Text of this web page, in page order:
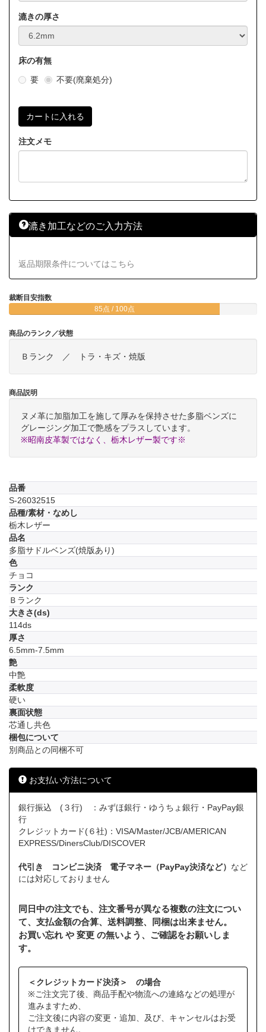
裁断目安指数
85点 / 100点
商品のランク／状態
Ｂランク ／ トラ・キズ・焼版
商品説明
ヌメ革に加脂加工を施して厚みを保持させた多脂ベンズに
グレージング加工で艶感をプラスしています。
※昭南皮革製ではなく、栃木レザー製です※
品番
S-26032515
品種/素材・なめし
栃木レザー
品名
多脂サドルベンズ(焼版あり)
色
チョコ
ランク
Ｂランク
大きさ(ds)
114ds
厚さ
6.5mm-7.5mm
艶
中艶
柔軟度
硬い
裏面状態
芯通し共色
梱包について
別商品との同梱不可
漉きの厚さ
床の有無
要
不要(廃棄処分)
注文メモ
漉き加工などのご入力方法
返品期限条件についてはこちら
お支払い方法について
銀行振込 (３行) ：みずほ銀行・ゆうちょ銀行・PayPay銀
行
クレジットカード(６社)：VISA/Master/JCB/AMERICAN
EXPRESS/DinersClub/DISCOVER
代引き コンビニ決済 電子マネー（PayPay決済など） など
には対応しておりません
同日中の注文でも、注文番号が異なる複数の注文につい
て、支払金額の合算、送料調整、同梱は出来ません。
お買い忘れ や 変更 の無いよう、ご確認をお願いしま
す。
＜クレジットカード決済＞ の場合
※ご注文完了後、商品手配や物流への連絡などの処理が
進みますため、
ご注文後に内容の変更・追加、及び、キャンセルはお受
けできません。